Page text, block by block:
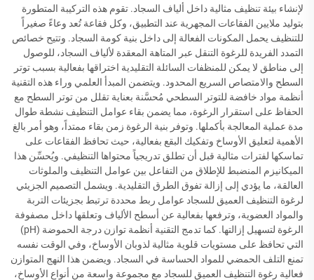
لإنشاء بيئة تنظيف مثالية داخل ألياف السجاد. تقوم هذه التركيبة المتطورة
بتوليد ملايين الفقاعات المجهرية عند التطبيق، وكل فقاعة تُعد وعاءً صغيراً
للتنظيف يحمل المكونات الفعالة إلى داخل بنية كومة السجاد. وتتيح خصائص
التمدد الفريدة للرغوة التنقل عبر المتاهة المعقدة لألياف السجاد، للوصول
إلى مناطق لا يمكن للمنظفات السائلة التقليدية اختراقها بفعالية بسبب توتر
السطح والامتصاص السريع المحدود. ويتضمن المبدأ العلمي وراء هذه التقنية
أنظمة مواد خافضة للتوتر السطحي مُحسَّنة بعناية تقلل من توتر السطح مع
الحفاظ على استقرار الرغوة، مما يضمن بقاء عوامل التنظيف نشطة طوال
مدة عملية المعالجة بأكملها. وتوفر بنية الرغوة زمن بقاء ممتداً، وهو أمر بالغ
الأهمية لتعليق الأوساخ وتفكيك البقع بفعالية، حيث تحافظ الفقاعات على
تماسكها لفترات مثالية قبل أن تطلق تدريجياً محتواها التنظيفي. ويُحسِّن هذا
الميكانيزم المنضبط للإطلاق من التفاعل بين عوامل التنظيف والملوثات
العالقة، ما يؤدي إلى إزالة تفوق الطرق التقليدية. ويشمل التصميم الجزيئي
لرغوة التنظيف العميق للسجاد عوامل ربط محددة ترتبط بجزيئات التربة
والمواد العضوية، وترفعها بفعالية عن أسطح الألياف وتعلقها داخل مصفوفة
الرغوة لتسهيل إزالتها. كما تدمج التقنية أنظمة توازن درجة الحموضة (pH)
التي تحافظ على مستويات قلوية مثالية لذوبان الأوساخ، وفي الوقت نفسه
تمنع التلف الحمضي للمواد الحساسة في السجاد. ويضمن هذا النهج المتوازن
فعالية رغوة التنظيف العميق للسجاد مع مجموعة واسعة من أنواع الأوساخ،